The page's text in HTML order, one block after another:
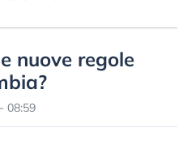
nuove regole
08:59